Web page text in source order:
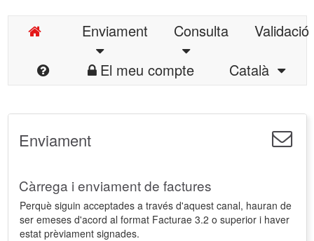
Enviament Consulta
Validació
El meu compte
Català
Enviament
Càrrega i enviament de factures
Perquè siguin acceptades a través d'aquest canal, hauran de
ser emeses d'acord al format Facturae 3.2 o superior i haver
estat prèviament signades.